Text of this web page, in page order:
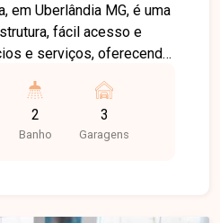
em Uberlândia MG, é uma
fácil acesso e
e serviços, oferecendo
terreno de 250 m²,
copa, 3 quartos sendo
ar-condicionado), banheiro
2
Banho
3
Garagens